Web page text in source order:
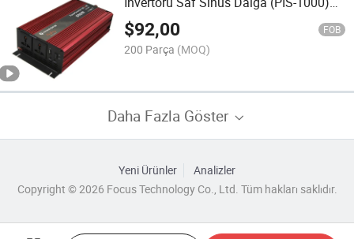
Güç İnvertörü
$92,00 FOB
200 Parça (MOQ)
Daha Fazla Göster
Yeni Ürünler
Analizler
Copyright © 2026 Focus Technology Co., Ltd. Tüm hakları saklıdır.